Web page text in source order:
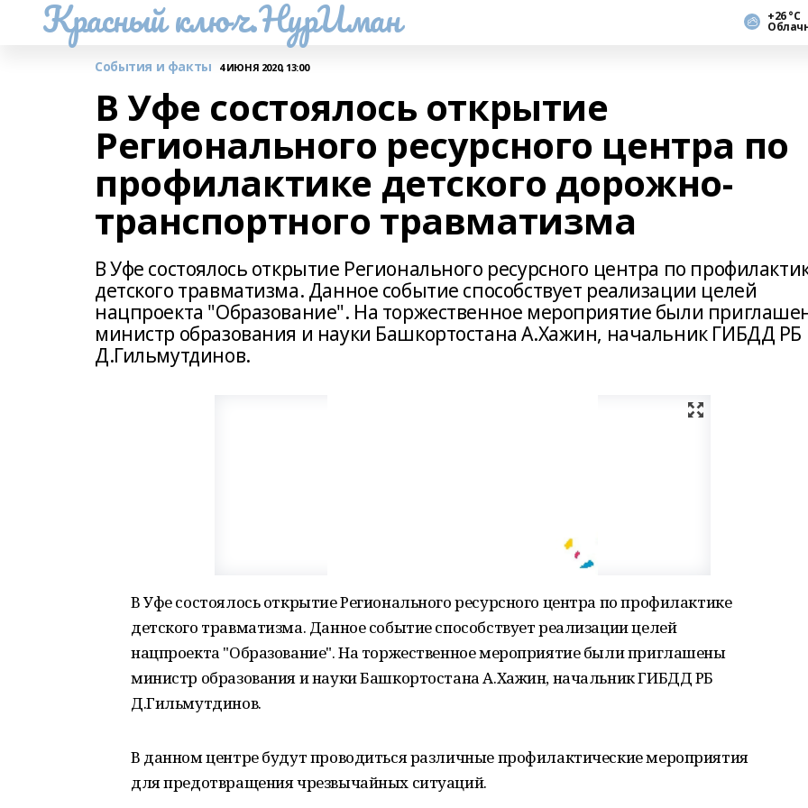
Красный ключ.НурИман +26 °С
События и факты 4 ИЮНЯ 2020, 13:00
В Уфе состоялось открытие
Регионального ресурсного центра по
профилактике детского дорожно-
транспортного травматизма
В Уфе состоялось открытие Регионального ресурсного центра по
детского травматизма. Данное событие способствует реализации целей
нацпроекта "Образование". На торжественное мероприятие были
министр образования и науки Башкортостана А.Хажин, начальник ГИБДД РБ
Д.Гильмутдинов.
В Уфе состоялось открытие Регионального ресурсного центра по профилактике
детского травматизма. Данное событие способствует реализации целей
нацпроекта "Образование". На торжественное мероприятие были приглашены
министр образования и науки Башкортостана А.Хажин, начальник ГИБДД РБ
Д.Гильмутдинов.
В данном центре будут проводиться различные профилактические мероприятия
для предотвращения чрезвычайных ситуаций.